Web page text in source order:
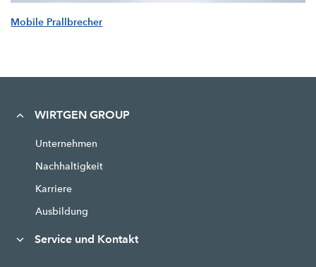
Mobile Prallbrecher
WIRTGEN GROUP
Unternehmen
Nachhaltigkeit
Karriere
Ausbildung
Service und Kontakt